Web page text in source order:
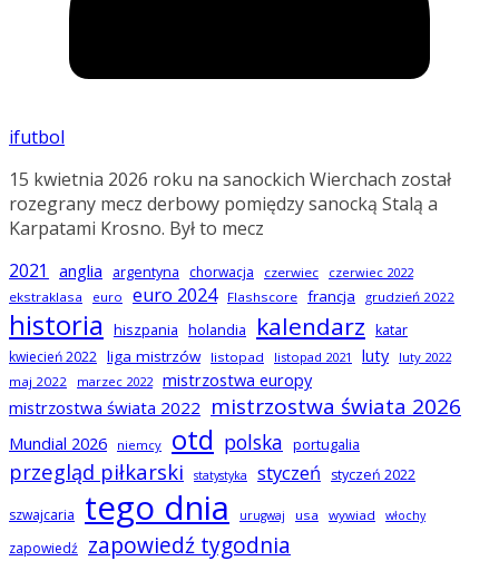
ifutbol
15 kwietnia 2026 roku na sanockich Wierchach został
rozegrany mecz derbowy pomiędzy sanocką Stalą a
Karpatami Krosno. Był to mecz
2021
anglia argentyna chorwacja czerwiec
czerwiec 2022
ekstraklasa
euro euro 2024 Flashscore francja grudzień 2022
historia hiszpania holandia kalendarz katar
kwiecień 2022 liga mistrzów listopad listopad 2021 luty
luty 2022
maj 2022
marzec 2022 mistrzostwa europy
mistrzostwa świata 2022 mistrzostwa świata 2026
Mundial 2026 niemcy otd polska portugalia
przegląd piłkarski statystyka styczeń styczeń 2022
szwajcaria tego dnia urugwaj usa wywiad włochy
zapowiedź zapowiedź tygodnia